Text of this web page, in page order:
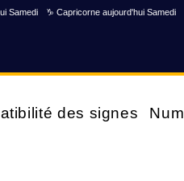
Samedi ♑ Capricorne aujourd'hui Samedi
des signes